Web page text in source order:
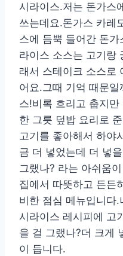
시라이스.저는 돈가스
쓰는데요.돈가스 카레
스에 듬뿍 들어간 돈
라이스 소스는 고기랑
래서 스테이크 소스로
어요.그때 기억 때문
스!비록 흐리고 춥지
한 그릇 덮밥 요리로
고기를 좋아해서 하야
금 더 넣었는데 더 넣
그랬나? 라는 아쉬움
집에서 따뜻하고 든든
비한 점심 메뉴입니다
시라이스 레시피에 고
을 걸 그랬나?더 크게
이 듭니다.